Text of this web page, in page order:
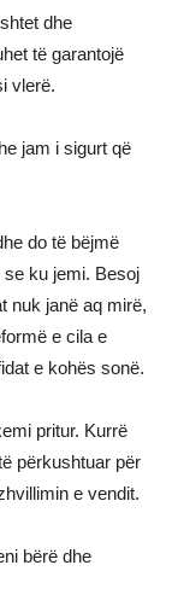
dhe
të garantojë
vlerë.
jam i sigurt që
do të bëjmë
se ku jemi. Besoj
nuk janë aq mirë,
e cila e
e kohës sonë.
pritur. Kurrë
përkushtuar për
e vendit.
bërë dhe